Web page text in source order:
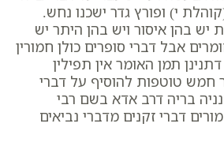
י) ופורץ גדר ישכנו נחש.
יש בהן איסור ויש בהן היתר יש
אבל דברי סופרים כולן חמורין
תמן האומר אין תפילין
חמש טוטפות להוסיף על דברי
בריה דרב אדא בשם רבי
דברי זקנים מדברי נביאים